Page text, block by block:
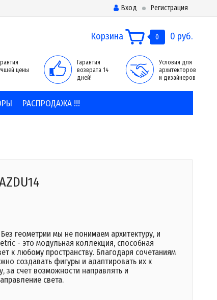
Вход Регистрация
Корзина 0 0 руб.
цены
Гарантия
возврата 14
дней!
Условия для
архитекторов
и дизайнеров
РАСПРОДАЖА !!!
геометрии мы не понимаем архитектуру, и
- это модульная коллекция, способная
к любому пространству. Благодаря сочетаниям
создавать фигуры и адаптировать их к
за счет возможности направлять и
света.